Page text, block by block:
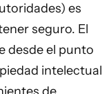
es
seguro. El
desde el punto
intelectual